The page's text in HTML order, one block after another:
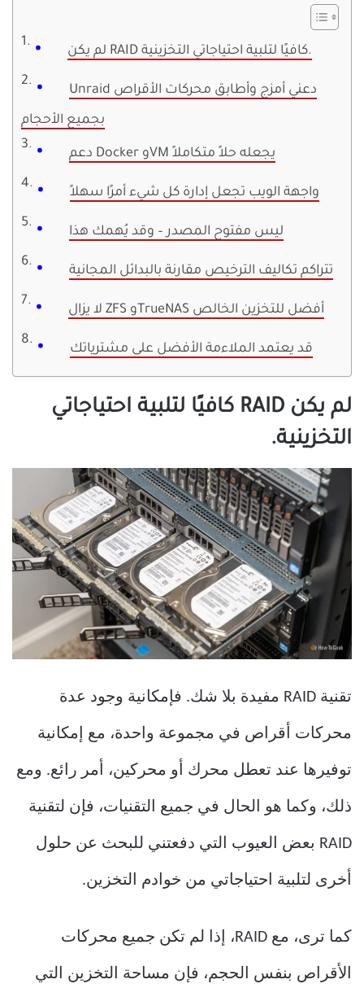
لم يكن RAID كافيًا لتلبية احتياجاتي التخزينية.
Unraid دعني أمزج وأطابق محركات الأقراص
بجميع الأحجام
دعم Docker وVM يجعله حلاً متكاملاً
واجهة الويب تجعل إدارة كل شيء أمرًا سهلاً
ليس مفتوح المصدر – وقد يُهمك هذا
تتراكم تكاليف الترخيص مقارنة بالبدائل المجانية
لا يزال ZFS وTrueNAS أفضل للتخزين الخالص
قد يعتمد الملاءمة الأفضل على مشترياتك
لم يكن RAID كافيًا لتلبية احتياجاتي
التخزينية.
تقنية RAID مفيدة بلا شك. فإمكانية وجود عدة
محركات أقراص في مجموعة واحدة، مع إمكانية
توفيرها عند تعطل محرك أو محركين، أمر رائع. ومع
ذلك، وكما هو الحال في جميع التقنيات، فإن لتقنية
RAID بعض العيوب التي دفعتني للبحث عن حلول
أخرى لتلبية احتياجاتي من خوادم التخزين.
كما ترى، مع RAID، إذا لم تكن جميع محركات
الأقراص بنفس الحجم، فإن مساحة التخزين التي